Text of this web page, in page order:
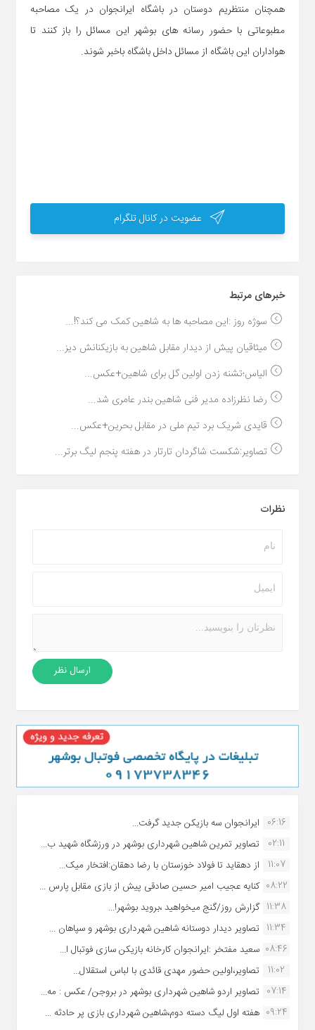
همچنان منتظریم دوستان در باشگاه ایرانجوان در یک مصاحبه
مطبوعاتی با حضور رسانه های بوشهر این مسائل را باز کنند تا
هواداران این باشگاه از مسائل داخل باشگاه باخبر شوند.
عضویت در کانال تلگرام
خبر‌های مرتبط
سوژه روز :این مصاحبه ها به شاهین کمک می کند؟!...
میثاقیان پیش از دیدار مقابل شاهین به بازیکنانش دیز...
الیاس؛تشنه زدن اولین گل برای شاهین+عکس...
رضا نظرزاده مدیر فنی شاهین بندر عامری شد...
قایدی شریک برد تیم ملی در مقابل بحرین+عکس...
تصاویر:شکست شاگردان تارتار در هفته پنجم لیگ برتر...
نظرات
06:16 ایرانجوان سه بازیکن جدید گرفت...
02:11
تصاویر تمرین شاهین شهردارى بوشهر در ورزشگاه شهید ب...
11:07
از دهقاید تا فولاد خوزستان با رضا دهقان:افتخار میک...
08:22 کنایه عجیب امیر حسین صادقی پیش از بازی مقابل پارس ...
11:38 گزارش روز/گنج میخواهید ،بروید بوشهر!...
11:34 تصاویر دیدار دوستانه شاهین شهردارى بوشهر و سپاهان ...
08:46 سعید مفتخر :ایرانجوان کارخانه بازیکن سازی فوتبال ا...
11:02
تصاویر،اولین حضور مهدی قائدی با لباس استقلال...
07:14 تصاویر اردو شاهین شهرداری بوشهر در بروجن/ عکس : مه...
09:24 هفته اول لیگ دسته دوم،شاهین شهرداری بازی پر حادثه ...